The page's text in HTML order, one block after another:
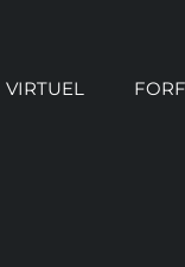
VIRTUEL